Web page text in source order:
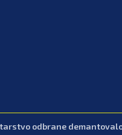
odbrane